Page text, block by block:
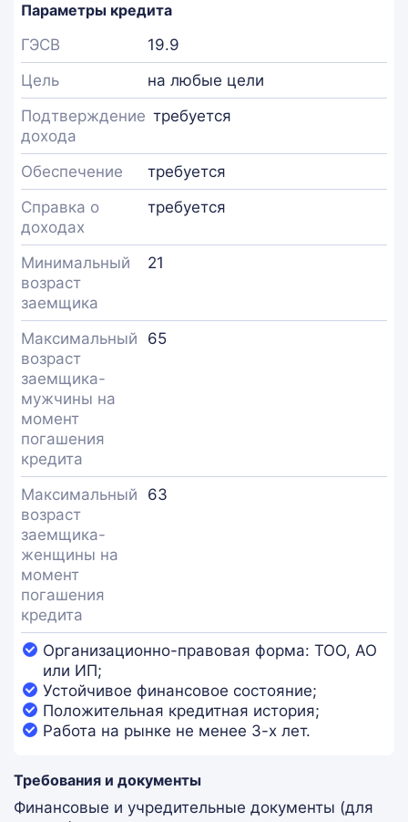
Параметры кредита
ГЭСВ
19.9
Цель
на любые цели
Подтверждение
дохода
требуется
Обеспечение
требуется
Справка о
доходах
требуется
Минимальный
возраст
заемщика
21
Максимальный
возраст
заемщика-
мужчины на
момент
погашения
кредита
65
Максимальный
возраст
заемщика-
женщины на
момент
погашения
кредита
63
Организационно-правовая форма: ТОО, АО
или ИП;
Устойчивое финансовое состояние;
Положительная кредитная история;
Работа на рынке не менее 3-х лет.
Требования и документы
Финансовые и учредительные документы (для